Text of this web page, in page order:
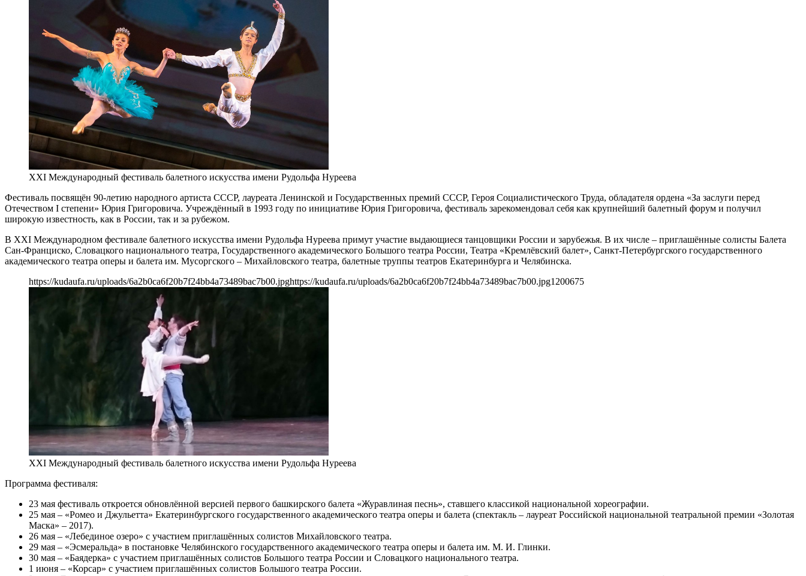
XXI Международный фестиваль балетного искусства имени Рудольфа Нуреева
Фестиваль посвящён 90-летию народного артиста СССР, лауреата Ленинской и Государственных премий СССР, Героя Социалистического Труда, обладателя ордена «За заслуги перед
Отечеством I степени» Юрия Григоровича. Учреждённый в 1993 году по инициативе Юрия Григоровича, фестиваль зарекомендовал себя как крупнейший балетный форум и получил
широкую известность, как в России, так и за рубежом.
В XXI Международном фестивале балетного искусства имени Рудольфа Нуреева примут участие выдающиеся танцовщики России и зарубежья. В их числе – приглашённые солисты Балета
Сан-Франциско, Словацкого национального театра, Государственного академического Большого театра России, Театра «Кремлёвский балет», Санкт-Петербургского государственного
академического театра оперы и балета им. Мусоргского – Михайловского театра, балетные труппы театров Екатеринбурга и Челябинска.
https://kudaufa.ru/uploads/6a2b0ca6f20b7f24bb4a73489bac7b00.jpghttps://kudaufa.ru/uploads/6a2b0ca6f20b7f24bb4a73489bac7b00.jpg1200675
XXI Международный фестиваль балетного искусства имени Рудольфа Нуреева
Программа фестиваля:
23 мая фестиваль откроется обновлённой версией первого башкирского балета «Журавлиная песнь», ставшего классикой национальной хореографии.
25 мая – «Ромео и Джульетта» Екатеринбургского государственного академического театра оперы и балета (спектакль – лауреат Российской национальной театральной премии «Золотая
Маска» – 2017).
26 мая – «Лебединое озеро» с участием приглашённых солистов Михайловского театра.
29 мая – «Эсмеральда» в постановке Челябинского государственного академического театра оперы и балета им. М. И. Глинки.
30 мая – «Баядерка» с участием приглашённых солистов Большого театра России и Словацкого национального театра.
1 июня – «Корсар» с участием приглашённых солистов Большого театра России.